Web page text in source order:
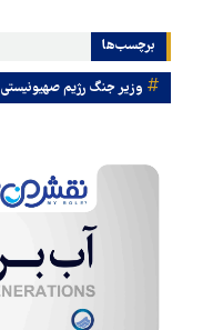
برچسب‌ها
وزیر جنگ رژیم صهیونیستی